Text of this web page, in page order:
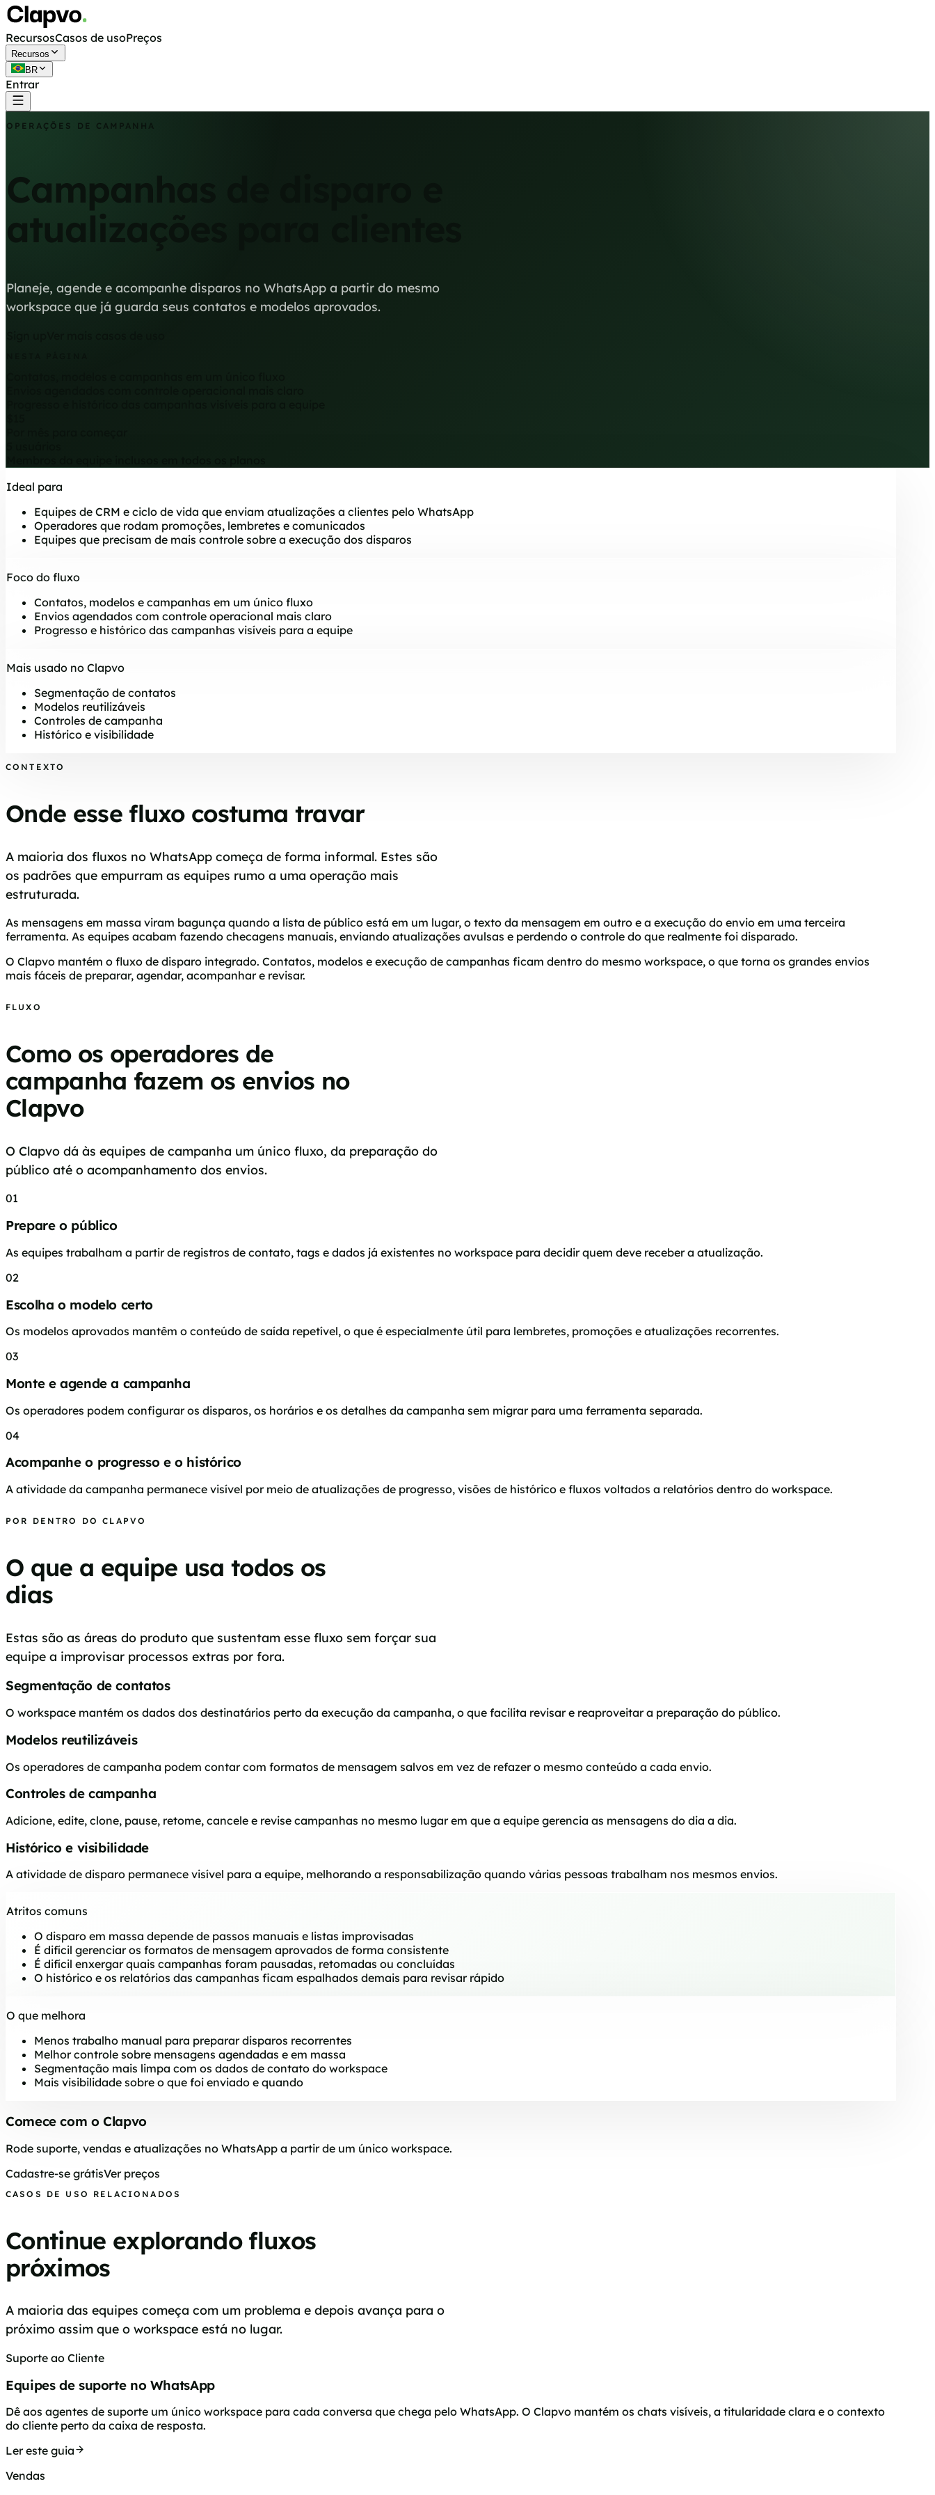
RecursosCasos de usoPreços
Recursos
BR
EntrarComeçar grátis
OPERAÇÕES DE CAMPANHA
Campanhas de disparo e
atualizações para clientes
Planeje, agende e acompanhe disparos no WhatsApp a partir do mesmo
workspace que já guarda seus contatos e modelos aprovados.
Ideal para
Equipes de CRM e ciclo de vida que enviam atualizações a clientes pelo WhatsApp
Operadores que rodam promoções, lembretes e comunicados
Equipes que precisam de mais controle sobre a execução dos disparos
Foco do fluxo
Contatos, modelos e campanhas em um único fluxo
Envios agendados com controle operacional mais claro
Progresso e histórico das campanhas visíveis para a equipe
Mais usado no Clapvo
Segmentação de contatos
Modelos reutilizáveis
Controles de campanha
Histórico e visibilidade
CONTEXTO
Onde esse fluxo costuma travar
A maioria dos fluxos no WhatsApp começa de forma informal. Estes são
os padrões que empurram as equipes rumo a uma operação mais
estruturada.
As mensagens em massa viram bagunça quando a lista de público está em um lugar, o texto da mensagem em outro e a execução do envio em uma terceira
ferramenta. As equipes acabam fazendo checagens manuais, enviando atualizações avulsas e perdendo o controle do que realmente foi disparado.
O Clapvo mantém o fluxo de disparo integrado. Contatos, modelos e execução de campanhas ficam dentro do mesmo workspace, o que torna os grandes envios
mais fáceis de preparar, agendar, acompanhar e revisar.
FLUXO
Como os operadores de
campanha fazem os envios no
Clapvo
O Clapvo dá às equipes de campanha um único fluxo, da preparação do
público até o acompanhamento dos envios.
01
Prepare o público
As equipes trabalham a partir de registros de contato, tags e dados já existentes no workspace para decidir quem deve receber a atualização.
02
Escolha o modelo certo
Os modelos aprovados mantêm o conteúdo de saída repetível, o que é especialmente útil para lembretes, promoções e atualizações recorrentes.
03
Monte e agende a campanha
Os operadores podem configurar os disparos, os horários e os detalhes da campanha sem migrar para uma ferramenta separada.
04
Acompanhe o progresso e o histórico
A atividade da campanha permanece visível por meio de atualizações de progresso, visões de histórico e fluxos voltados a relatórios dentro do workspace.
POR DENTRO DO CLAPVO
O que a equipe usa todos os
dias
Estas são as áreas do produto que sustentam esse fluxo sem forçar sua
equipe a improvisar processos extras por fora.
Segmentação de contatos
O workspace mantém os dados dos destinatários perto da execução da campanha, o que facilita revisar e reaproveitar a preparação do público.
Modelos reutilizáveis
Os operadores de campanha podem contar com formatos de mensagem salvos em vez de refazer o mesmo conteúdo a cada envio.
Controles de campanha
Adicione, edite, clone, pause, retome, cancele e revise campanhas no mesmo lugar em que a equipe gerencia as mensagens do dia a dia.
Histórico e visibilidade
A atividade de disparo permanece visível para a equipe, melhorando a responsabilização quando várias pessoas trabalham nos mesmos envios.
Atritos comuns
O disparo em massa depende de passos manuais e listas improvisadas
É difícil gerenciar os formatos de mensagem aprovados de forma consistente
É difícil enxergar quais campanhas foram pausadas, retomadas ou concluídas
O histórico e os relatórios das campanhas ficam espalhados demais para revisar rápido
O que melhora
Menos trabalho manual para preparar disparos recorrentes
Melhor controle sobre mensagens agendadas e em massa
Segmentação mais limpa com os dados de contato do workspace
Mais visibilidade sobre o que foi enviado e quando
Comece com o Clapvo
Rode suporte, vendas e atualizações no WhatsApp a partir de um único workspace.
Cadastre-se grátisVer preços
CASOS DE USO RELACIONADOS
Continue explorando fluxos
próximos
A maioria das equipes começa com um problema e depois avança para o
próximo assim que o workspace está no lugar.
Suporte ao Cliente
Equipes de suporte no WhatsApp
Dê aos agentes de suporte um único workspace para cada conversa que chega pelo WhatsApp. O Clapvo mantém os chats visíveis, a titularidade clara e o contexto
do cliente perto da caixa de resposta.
Ler este guia
Vendas